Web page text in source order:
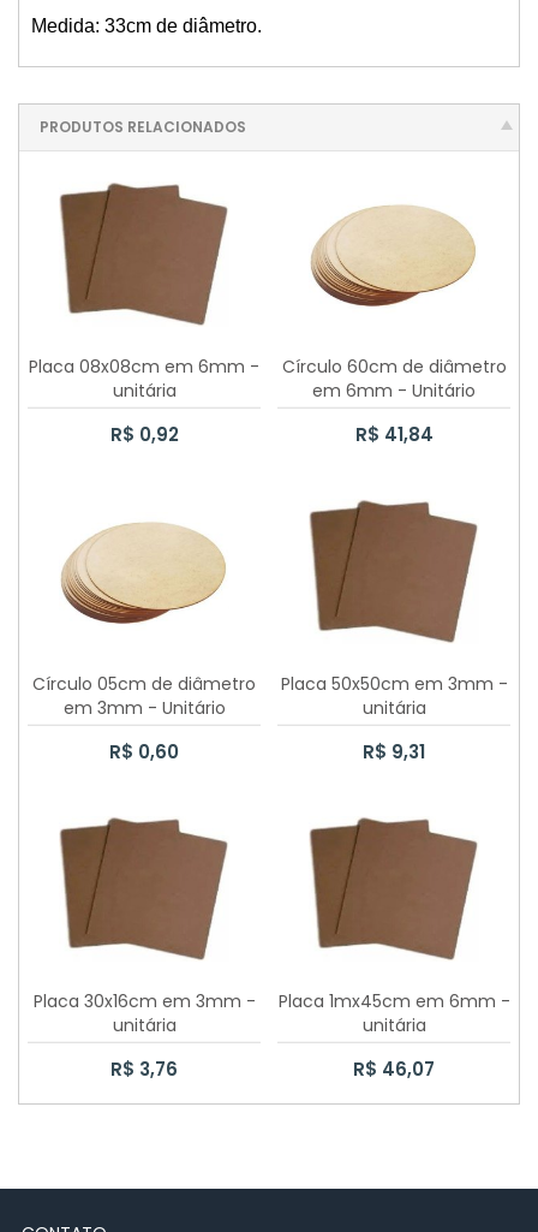
CAIXA SAPATO 17X17X6CM
70 CAIXAS SAPATO 7X7X5CM
70 CAIXAS SAPATO 5X5X5CM
100 CAIXAS SAPATO 5X5X5CM
CAIXA MINI CHANDON 3 LUGARES
100 CAIXAS SAPATO 7X7X5CM
50 CAIXAS SAPATO 10X10X5CM
CAIXA SAPATO 20X20X8CM
CAIXA SAPATO 15CMX15CMX6CM
CAIXA SAPATO 10X10X5CM
CAIXA SAPATO 7X7X5CM
CAIXA SAPATO 25X25X12CM
PORTA PANETONE CASINHA 500GR
CAIXA SAPATO 20X30X12CM
CAIXA SAPATO 6X6X5CM
Medida: 33cm de diâmetro.
PRODUTOS RELACIONADOS
Placa 08x08cm em 6mm -
unitária
R$ 0,92
Círculo 60cm de diâmetro
em 6mm - Unitário
R$ 41,84
Círculo 05cm de diâmetro
em 3mm - Unitário
R$ 0,60
Placa 50x50cm em 3mm -
unitária
R$ 9,31
Placa 30x16cm em 3mm -
unitária
R$ 3,76
Placa 1mx45cm em 6mm -
unitária
R$ 46,07